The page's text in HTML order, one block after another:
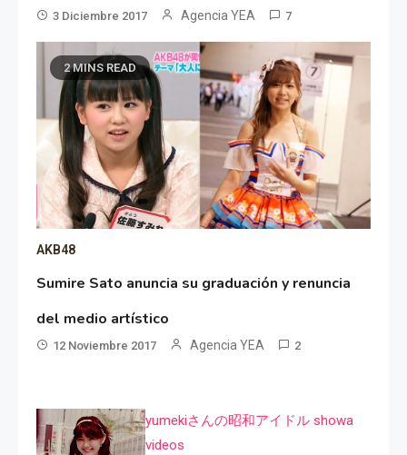
3 Diciembre 2017 Agencia YEA 7
2 MINS READ
AKB48
Sumire Sato anuncia su graduación y renuncia
del medio artístico
12 Noviembre 2017 Agencia YEA 2
yumekiさんの昭和アイドル showa
videos